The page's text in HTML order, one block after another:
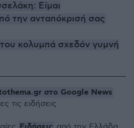
Είμαι
την ανταπόκρισή σας
κολυμπά σχεδόν γυμνή
στο Google News
τις ειδήσεις